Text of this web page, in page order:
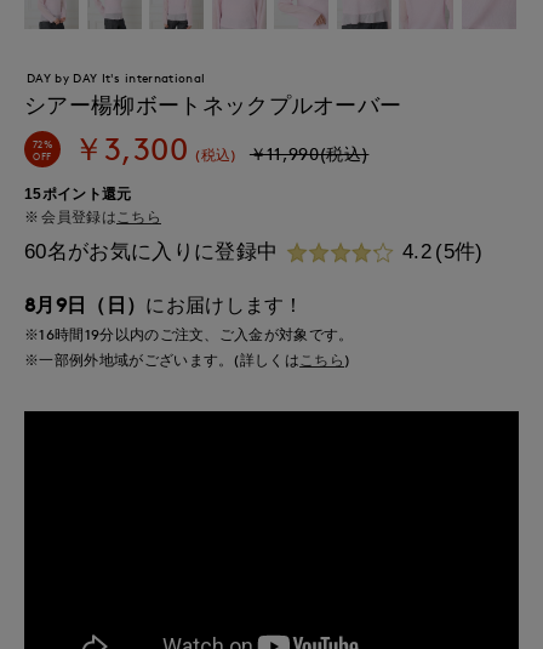
DAY by DAY It's international
シアー楊柳ボートネックプルオーバー
72%
OFF
￥3,300 (税込) ￥11,990(税込)
15ポイント還元
会員登録は こちら
60名がお気に入りに登録中 4.2 (5件)
8月9日（日） にお届けします！
※16時間19分以内のご注文、ご入金が対象です。
※一部例外地域がございます。(詳しくはこちら )